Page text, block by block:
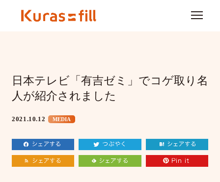
日本テレビ「有吉ゼミ」でコゲ取り名
人が紹介されました
2021.10.12 MEDIA